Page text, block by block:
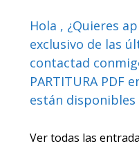
Hola , ¿Quieres
exclusivo de las
contactad
PARTITURA
están disponibles
Ver todas las